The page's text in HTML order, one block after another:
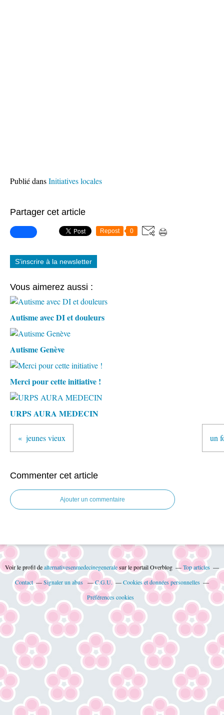
Publié dansInitiatives locales
Partager cet article
Repost 0
S'inscrire à la newsletter
Vous aimerez aussi :
Autisme avec DI et douleurs
Autisme Genève
Merci pour cette initiative !
URPS AURA MEDECIN
jeunes vieux un
Commenter cet article
Ajouter un commentaire
Voir le profil dealternativesenmedecinegeneralesur le portail Overblog
Top articles
Contact
Signaler un abus C.G.U.
Cookies et données personnelles
Préférences cookies